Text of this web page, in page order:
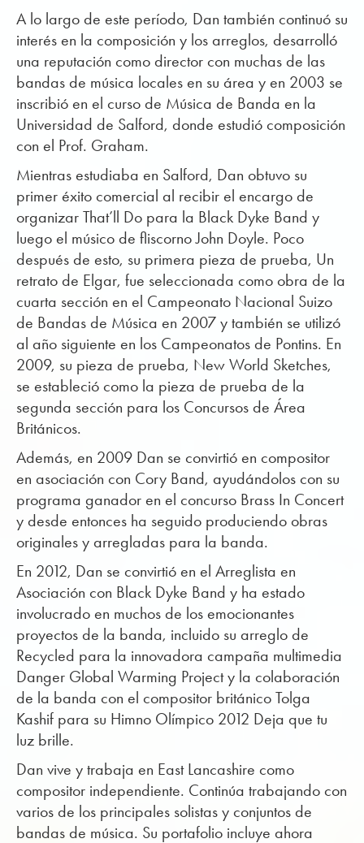
A lo largo de este período, Dan también continuó su
interés en la composición y los arreglos, desarrolló
una reputación como director con muchas de las
bandas de música locales en su área y en 2003 se
inscribió en el curso de Música de Banda en la
Universidad de Salford, donde estudió composición
con el Prof. Graham.
Mientras estudiaba en Salford, Dan obtuvo su
primer éxito comercial al recibir el encargo de
organizar That’ll Do para la Black Dyke Band y
luego el músico de fliscorno John Doyle. Poco
después de esto, su primera pieza de prueba, Un
retrato de Elgar, fue seleccionada como obra de la
cuarta sección en el Campeonato Nacional Suizo
de Bandas de Música en 2007 y también se utilizó
al año siguiente en los Campeonatos de Pontins. En
2009, su pieza de prueba, New World Sketches,
se estableció como la pieza de prueba de la
segunda sección para los Concursos de Área
Británicos.
Además, en 2009 Dan se convirtió en compositor
en asociación con Cory Band, ayudándolos con su
programa ganador en el concurso Brass In Concert
y desde entonces ha seguido produciendo obras
originales y arregladas para la banda.
En 2012, Dan se convirtió en el Arreglista en
Asociación con Black Dyke Band y ha estado
involucrado en muchos de los emocionantes
proyectos de la banda, incluido su arreglo de
Recycled para la innovadora campaña multimedia
Danger Global Warming Project y la colaboración
de la banda con el compositor británico Tolga
Kashif para su Himno Olímpico 2012 Deja que tu
luz brille.
Dan vive y trabaja en East Lancashire como
compositor independiente. Continúa trabajando con
varios de los principales solistas y conjuntos de
bandas de música. Su portafolio incluye ahora